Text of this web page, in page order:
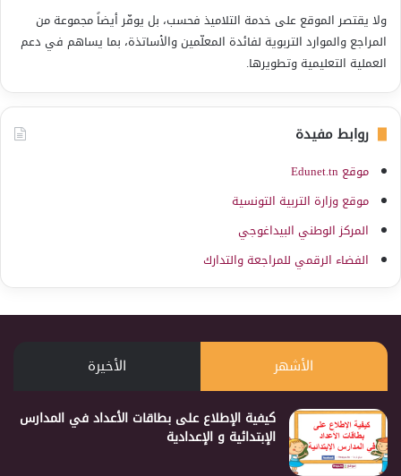
ولا يقتصر الموقع على خدمة التلاميذ فحسب، بل يوفّر أيضاً مجموعة من
المراجع والموارد التربوية لفائدة المعلّمين والأساتذة، بما يساهم في دعم
العملية التعليمية وتطويرها.
روابط مفيدة
موقع Edunet.tn
موقع وزارة التربية التونسية
المركز الوطني البيداغوجي
الفضاء الرقمي للمراجعة والتدارك
الأشهر الأخيرة
كيفية الإطلاع على بطاقات الأعداد في المدارس
الإبتدائية و الإعدادية